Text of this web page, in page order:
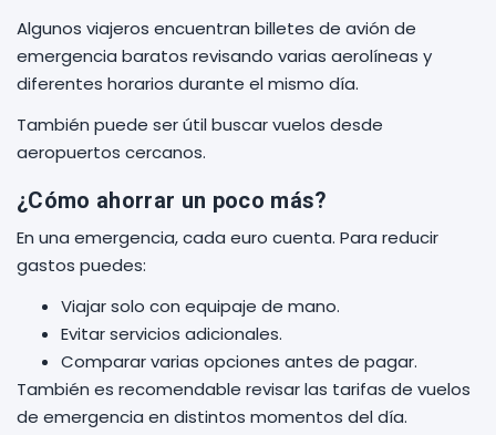
Algunos viajeros encuentran billetes de avión de
emergencia baratos revisando varias aerolíneas y
diferentes horarios durante el mismo día.
También puede ser útil buscar vuelos desde
aeropuertos cercanos.
¿Cómo ahorrar un poco más?
En una emergencia, cada euro cuenta. Para reducir
gastos puedes:
Viajar solo con equipaje de mano.
Evitar servicios adicionales.
Comparar varias opciones antes de pagar.
También es recomendable revisar las tarifas de vuelos
de emergencia en distintos momentos del día.